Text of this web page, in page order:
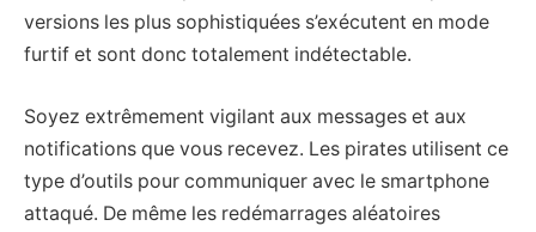
versions les plus sophistiquées s’exécutent en mode
furtif et sont donc totalement indétectable.
Soyez extrêmement vigilant aux messages et aux
notifications que vous recevez. Les pirates utilisent ce
type d’outils pour communiquer avec le smartphone
attaqué. De même les redémarrages aléatoires